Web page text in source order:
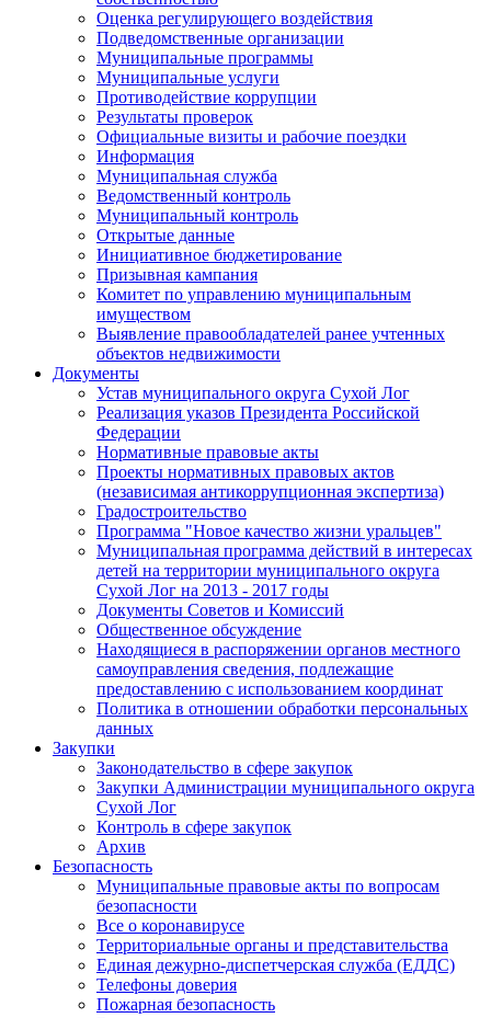
Оценка регулирующего воздействия
Подведомственные организации
Муниципальные программы
Муниципальные услуги
Противодействие коррупции
Результаты проверок
Официальные визиты и рабочие поездки
Информация
Муниципальная служба
Ведомственный контроль
Муниципальный контроль
Открытые данные
Инициативное бюджетирование
Призывная кампания
Комитет по управлению муниципальным
имуществом
Выявление правообладателей ранее учтенных
объектов недвижимости
Документы
Устав муниципального округа Сухой Лог
Реализация указов Президента Российской
Федерации
Нормативные правовые акты
Проекты нормативных правовых актов
(независимая антикоррупционная экспертиза)
Градостроительство
Программа "Новое качество жизни уральцев"
Муниципальная программа действий в интересах
детей на территории муниципального округа
Сухой Лог на 2013 - 2017 годы
Документы Советов и Комиссий
Общественное обсуждение
Находящиеся в распоряжении органов местного
самоуправления сведения, подлежащие
предоставлению с использованием координат
Политика в отношении обработки персональных
данных
Закупки
Законодательство в сфере закупок
Закупки Администрации муниципального округа
Сухой Лог
Контроль в сфере закупок
Архив
Безопасность
Муниципальные правовые акты по вопросам
безопасности
Все о коронавирусе
Территориальные органы и представительства
Единая дежурно-диспетчерская служба (ЕДДС)
Телефоны доверия
Пожарная безопасность